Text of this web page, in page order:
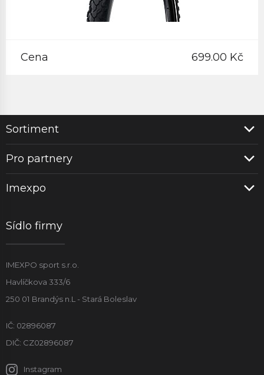
Cena 699.00 Kč
Sortiment
Pro partnery
Imexpo
Sídlo firmy
IMEXPO sport s.r.o.
Havlíčkova 333/6
250 01 Brandýs n.L - Stará Boleslav
IČ: 02896087
DIČ: CZ02896087
Instagram